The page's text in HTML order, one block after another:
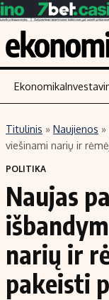
Turinys
Naujienos
Aplinka
Verslas
Energetika
Ekonomika
Politika
Ekonomika
Titulinis » Naujienos »
viešinami narių ir
POLITIKA
Naujas
narių ir
pakeisti